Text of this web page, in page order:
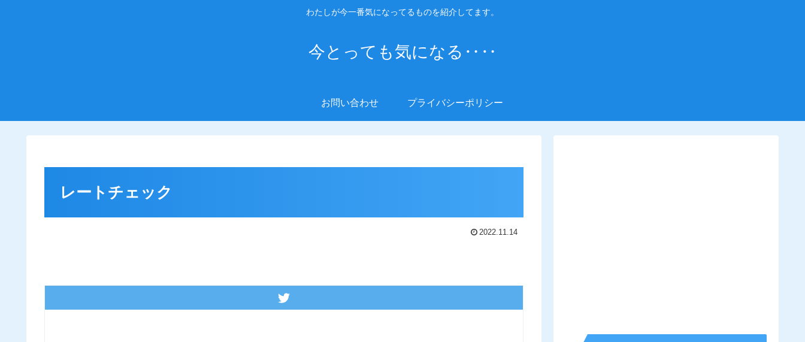
わたしが今一番気になってるものを紹介してます。
今とっても気になる‥‥
お問い合わせ プライバシーポリシー
レートチェック
2022.11.14